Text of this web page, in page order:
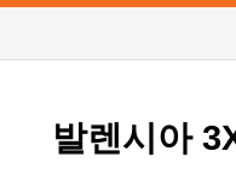
발렌시아